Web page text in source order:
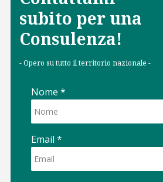
subito per una
Consulenza!
- Opero su tutto il territorio nazionale -
Nome *
Email *